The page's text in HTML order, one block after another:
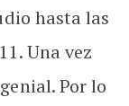
hasta las
Una vez
Por lo